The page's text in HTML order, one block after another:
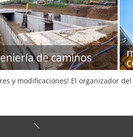
de caminos
y modificaciones! El organizador